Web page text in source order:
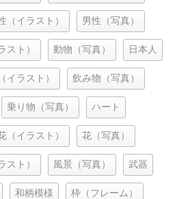
（イラスト） 男性（写真）
スト） 動物（写真） 日本人
イラスト） 飲み物（写真）
乗り物（写真） ハート
（イラスト） 花（写真）
スト） 風景（写真） 武器
和柄模様 枠（フレーム）